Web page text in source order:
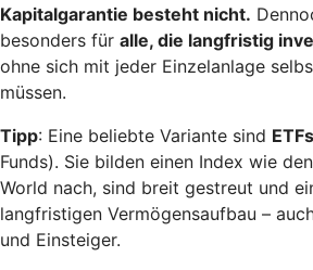
Kapitalgarantie besteht nicht.
besonders für alle, die langfristig
ohne sich mit jeder Einzelanlage
müssen.
Tipp: Eine beliebte Variante sind ETFs
Funds). Sie bilden einen Index wie
World nach, sind breit gestreut und
langfristigen Vermögensaufbau –
und Einsteiger.